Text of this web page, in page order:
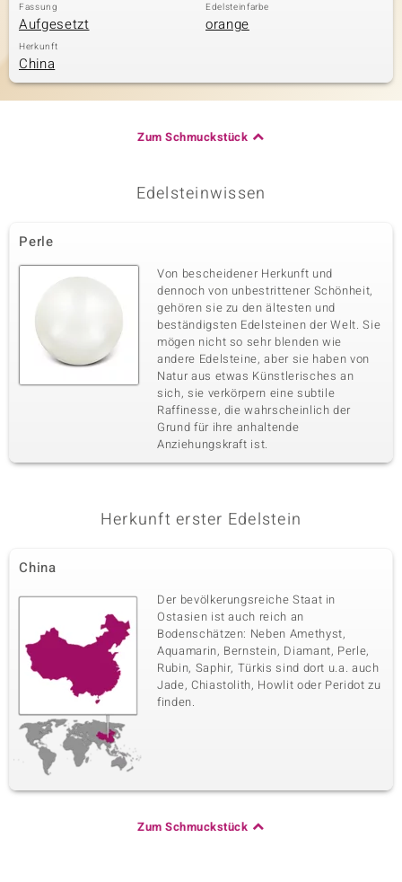
Fassung
Aufgesetzt
Edelsteinfarbe
orange
Herkunft
China
Zum Schmuckstück
Edelsteinwissen
Perle
Von bescheidener Herkunft und
dennoch von unbestrittener Schönheit,
gehören sie zu den ältesten und
beständigsten Edelsteinen der Welt. Sie
mögen nicht so sehr blenden wie
andere Edelsteine, aber sie haben von
Natur aus etwas Künstlerisches an
sich, sie verkörpern eine subtile
Raffinesse, die wahrscheinlich der
Grund für ihre anhaltende
Anziehungskraft ist.
Herkunft erster Edelstein
China
Der bevölkerungsreiche Staat in
Ostasien ist auch reich an
Bodenschätzen: Neben Amethyst,
Aquamarin, Bernstein, Diamant, Perle,
Rubin, Saphir, Türkis sind dort u.a. auch
Jade, Chiastolith, Howlit oder Peridot zu
finden.
Zum Schmuckstück